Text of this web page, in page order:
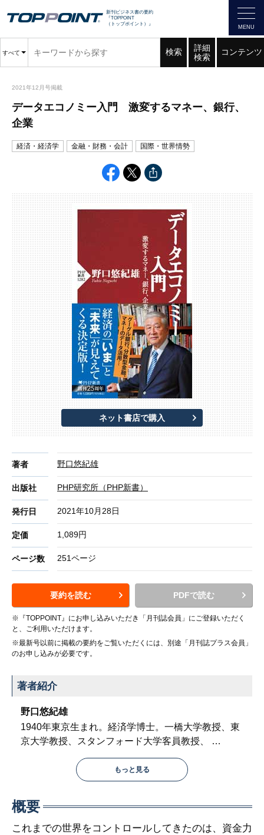
新刊ビジネス書の要約
『TOPPOINT
（トップポイント）』
すべて 検索
詳細
検索
コンテンツ
2021年12月号掲載
データエコノミー入門 激変するマネー、銀行、
企業
経済・経済学 金融・財務・会計 国際・世界情勢
ネット書店で購入
著者 野口悠紀雄
出版社 PHP研究所（PHP新書）
発行日 2021年10月28日
定価 1,089円
ページ数 251ページ
要約を読む PDFで読む
※『TOPPOINT』にお申し込みいただき「月刊誌会員」にご登録いただく
と、ご利用いただけます。
※最新号以前に掲載の要約をご覧いただくには、別途「月刊誌プラス会員」
のお申し込みが必要です。
著者紹介
野口悠紀雄
1940年東京生まれ。経済学博士。一橋大学教授、東
京大学教授、スタンフォード大学客員教授、
…
もっと見る
概要
これまでの世界をコントロールしてきたのは、資金力